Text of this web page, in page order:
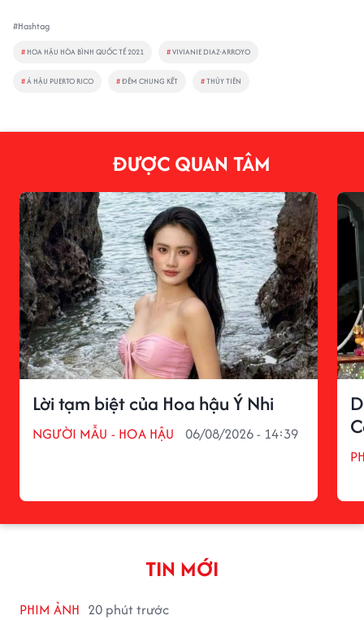
#Hashtag
# HOA HẬU HÒA BÌNH QUỐC TẾ 2021 #VIVIANIE DIAZ-ARROYO
#Á HẬU PUERTO RICO #ĐÊM CHUNG KẾT #THỦY TIÊN
ĐƯỢC QUAN TÂM
Lời tạm biệt của Hoa hậu Ý Nhi
NGƯỜI MẪU - HOA HẬU 06/08/2026 - 14:39
TIN MỚI
PHIM ẢNH 20 phút trước